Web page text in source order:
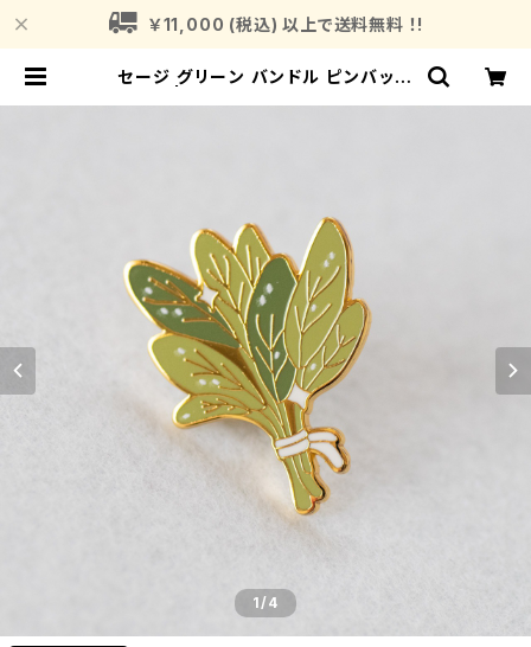
￥11,000 (税込) 以上で送料無料 ！!
セージ グリーン バンドル ピンバッジ
1/4